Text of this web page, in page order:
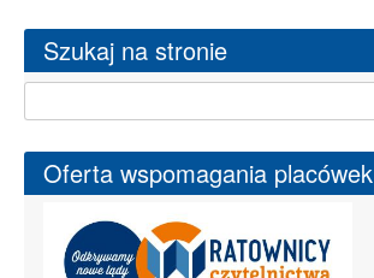
Szukaj na stronie
Oferta wspomagania placówek